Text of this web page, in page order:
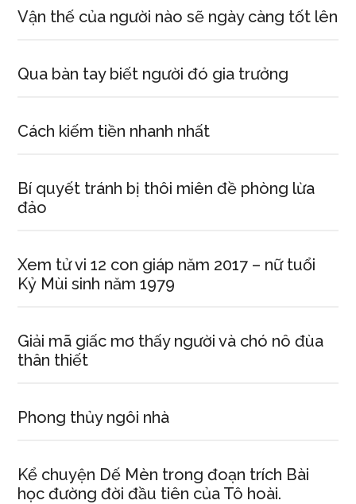
Vận thế của người nào sẽ ngày càng tốt lên
Qua bàn tay biết người đó gia trưởng
Cách kiếm tiền nhanh nhất
Bí quyết tránh bị thôi miên đề phòng lừa
đảo
Xem tử vi 12 con giáp năm 2017 – nữ tuổi
Kỷ Mùi sinh năm 1979
Giải mã giấc mơ thấy người và chó nô đùa
thân thiết
Phong thủy ngôi nhà
Kể chuyện Dế Mèn trong đoạn trích Bài
học đường đời đầu tiên của Tô hoài.